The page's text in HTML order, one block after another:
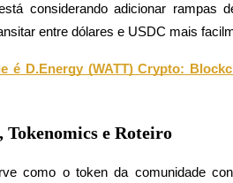
por criptografia
considerando adicionar
entre dólares e USDC mais
é D.Energy (WATT) Crypto:
Tokenomics e Roteiro
como o token da comunidade